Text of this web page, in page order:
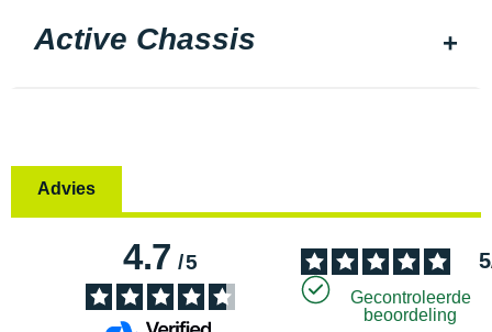
Active Chassis
Advies
4.7/5 5
Gecontroleerde
beoordeling